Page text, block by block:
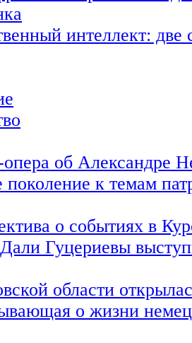
интеллект:
об Александре
поколение к темам
о событиях в
Гуцериевы
области
о жизни